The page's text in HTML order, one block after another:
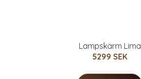
Lampskärm Lima
5299 SEK